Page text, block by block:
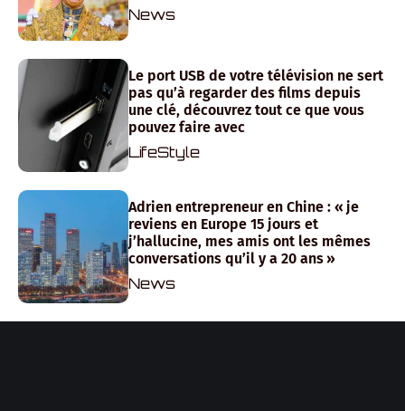
News
Le port USB de votre télévision ne sert
pas qu’à regarder des films depuis
une clé, découvrez tout ce que vous
pouvez faire avec
LifeStyle
Adrien entrepreneur en Chine : « je
reviens en Europe 15 jours et
j’hallucine, mes amis ont les mêmes
conversations qu’il y a 20 ans »
News